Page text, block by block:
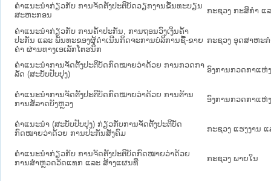
ຄຳແນະນຳກ່ຽວກັບ ການຈັດຕັ້ງປະຕິບັດວຽກງານຂື້ນທະບຽນ
ສະຫະກອນ
ກະຊວງ ກະສິກຳ ແ
ຄຳແນະນຳກ່ຽວກັບ ການຄ້ຳປະກັນ, ການຖອນວົງເງິນຄ້ຳ
ປະກັນ ແລະ ພັນທະຂອງຜູ້ດຳເນີນກິດຈະການບໍລິການຊື້-ຂາຍ
ຄຳ ຜ່ານທາງເອເລັກໂຕຮນິກ
ກະຊວງ ອຸດສາຫະ
ຄຳແນະນຳການຈັດຕັ້ງປະຕິບັດກົດໝາຍວ່າດ້ວຍ ການກວດກາ
ລັດ (ສະບັບປັບປຸງ)
ອົງການກວດກາແຫ່
ຄຳແນະນຳການຈັດຕັ້ງປະຕິບັດກົດໝາຍວ່າດ້ວຍ ການຕ້ານ
ການສໍ້ລາດບັງຫຼວງ
ອົງການກວດກາແຫ່
ຄຳແນະນຳ (ສະບັບປັບປຸງ) ກ່ຽວກັບການຈັດຕັ້ງປະຕິບັດ
ກົດໝາຍວ່າດ້ວຍ ການປະກັນສັງຄົມ
ກະຊວງ ແຮງງານ
ຄຳແນະນຳກ່ຽວກັບ ການຈັດຕັ້ງປະຕິບັດກົດໝາຍວ່າດ້ວຍ
ການສຳຫຼວດວັດແທກ ແລະ ສ້າງແຜນທີ່
ກະຊວງ ພາຍໃນ